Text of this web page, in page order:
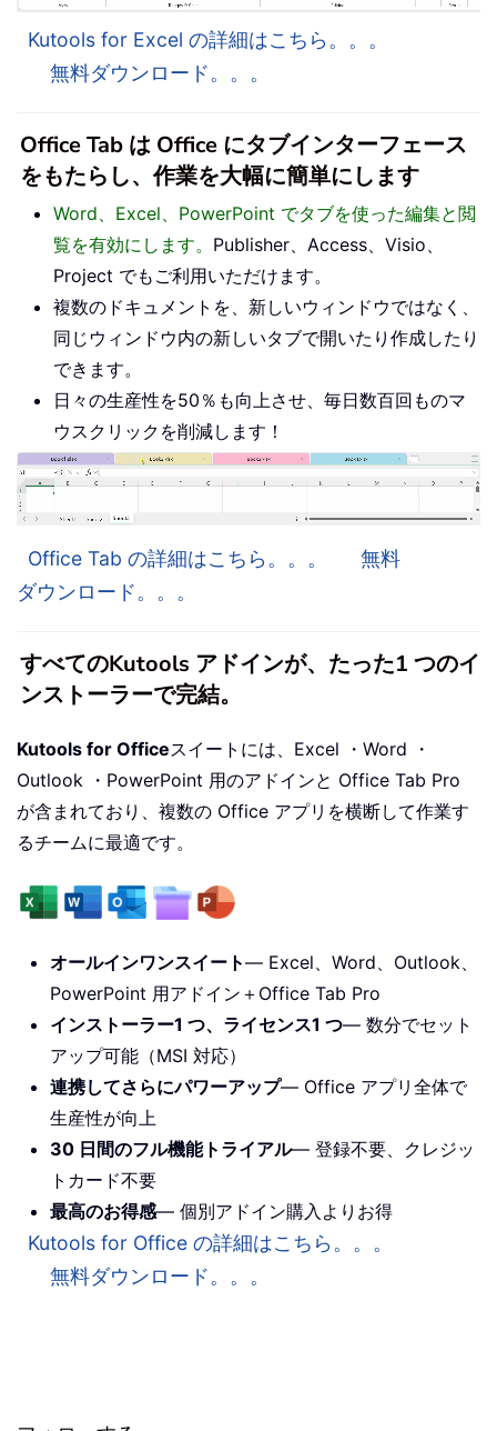
Kutools for Excel の詳細はこちら。。。
無料ダウンロード。。。
Office Tab は Office にタブインターフェース
をもたらし、作業を大幅に簡単にします
Word、Excel、PowerPoint でタブを使った編集と閲
覧を有効にします。 Publisher、Access、Visio、
Project でもご利用いただけます。
複数のドキュメントを、新しいウィンドウではなく、
同じウィンドウ内の新しいタブで開いたり作成したり
できます。
日々の生産性を50％も向上させ、毎日数百回ものマ
ウスクリックを削減します！
Office Tab の詳細はこちら。。。
無料
ダウンロード。。。
すべてのKutools アドインが、たった1 つのイ
ンストーラーで完結。
Kutools for Officeスイートには、Excel ・Word ・
Outlook ・PowerPoint 用のアドインと Office Tab Pro
が含まれており、複数の Office アプリを横断して作業す
るチームに最適です。
オールインワンスイート— Excel、Word、Outlook、
PowerPoint 用アドイン＋Office Tab Pro
インストーラー1 つ、ライセンス1 つ— 数分でセット
アップ可能（MSI 対応）
連携してさらにパワーアップ— Office アプリ全体で
生産性が向上
30 日間のフル機能トライアル— 登録不要、クレジッ
トカード不要
最高のお得感— 個別アドイン購入よりお得
Kutools for Office の詳細はこちら。。。
無料ダウンロード。。。